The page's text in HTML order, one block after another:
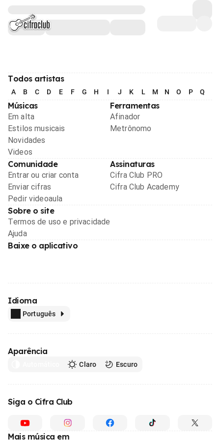
Todos artistas
A B C D E F G H I J K L M N O P Q
Músicas
Em alta
Estilos musicais
Novidades
Videos
Ferramentas
Afinador
Metrônomo
Comunidade
Entrar ou criar conta
Enviar cifras
Pedir videoaula
Assinaturas
Cifra Club PRO
Cifra Club Academy
Sobre o site
Termos de uso e privacidade
Ajuda
Baixe o aplicativo
Idioma
Português
Aparência
Claro Escuro
Siga o Cifra Club
Mais música em